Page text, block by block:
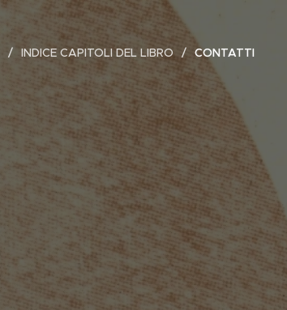
INDICE CAPITOLI DEL LIBRO CONTATTI